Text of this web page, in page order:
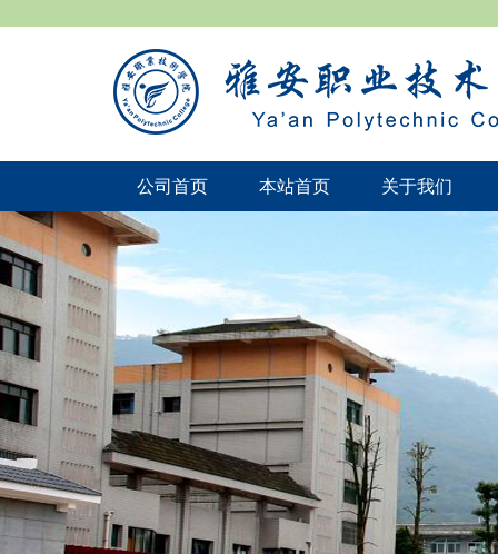
公司首页 本站首页 关于我们